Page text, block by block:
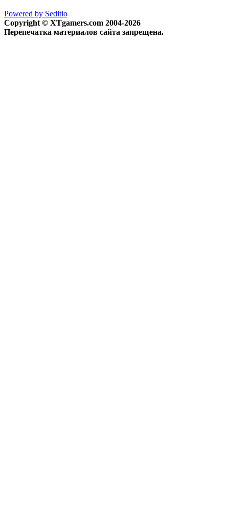
Powered by Seditio
Copyright © XTgamers.com 2004-2026
Перепечатка материалов сайта запрещена.